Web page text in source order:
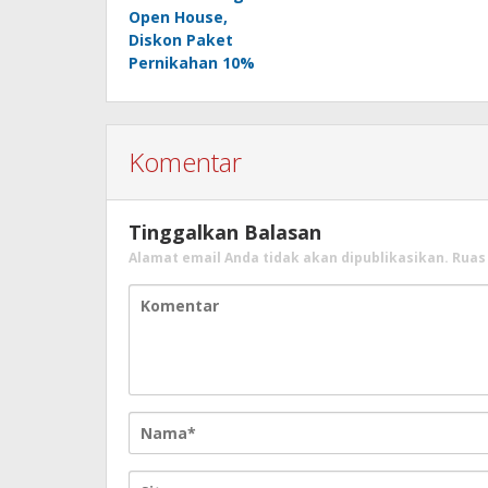
Open House,
Diskon Paket
Pernikahan 10%
Komentar
Tinggalkan Balasan
Alamat email Anda tidak akan dipublikasikan.